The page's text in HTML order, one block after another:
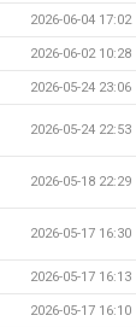
2026-06-04 17:02
2026-06-02 10:28
2026-05-24 23:06
2026-05-24 22:53
2026-05-18 22:29
2026-05-17 16:30
2026-05-17 16:13
2026-05-17 16:10